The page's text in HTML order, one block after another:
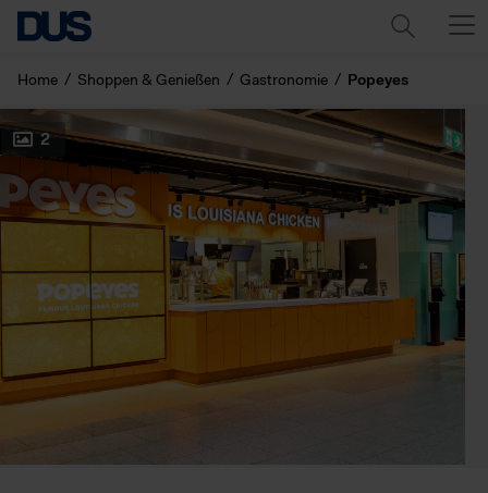
Home Shoppen & Genießen Gastronomie Popeyes
2